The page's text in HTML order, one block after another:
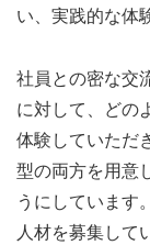
い、実践的な体
社員との密な交
に対して、どの
体験していただ
型の両方を用意
うにしています
人材を募集して